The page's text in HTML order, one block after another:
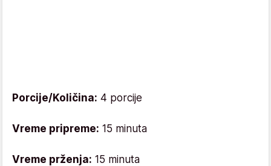
Porcije/Količina: 4 porcije
Vreme pripreme: 15 minuta
Vreme prženja: 15 minuta